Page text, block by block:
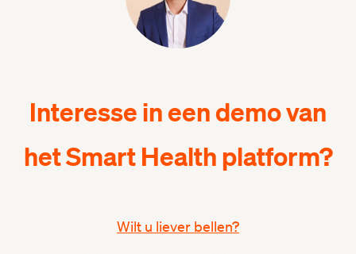
Interesse in een demo van
het Smart Health platform?
Wilt u liever bellen?